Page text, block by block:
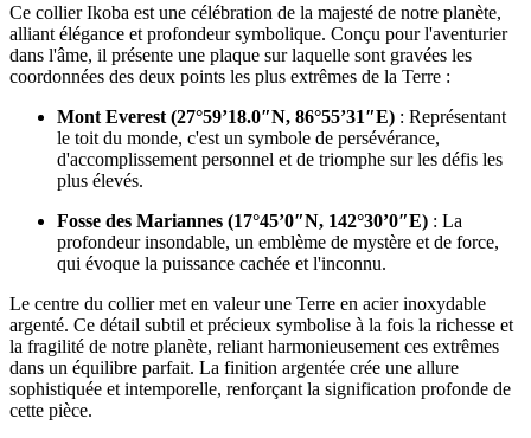
Ce collier Ikoba est une célébration de la majesté de notre planète,
alliant élégance et profondeur symbolique. Conçu pour l'aventurier
dans l'âme, il présente une plaque sur laquelle sont gravées les
coordonnées des deux points les plus extrêmes de la Terre :
Mont Everest (27°59’18.0″N, 86°55’31″E) : Représentant
le toit du monde, c'est un symbole de persévérance,
d'accomplissement personnel et de triomphe sur les défis les
plus élevés.
Fosse des Mariannes (17°45’0″N, 142°30’0″E) : La
profondeur insondable, un emblème de mystère et de force,
qui évoque la puissance cachée et l'inconnu.
Le centre du collier met en valeur une Terre en acier inoxydable
argenté. Ce détail subtil et précieux symbolise à la fois la richesse et
la fragilité de notre planète, reliant harmonieusement ces extrêmes
dans un équilibre parfait. La finition argentée crée une allure
sophistiquée et intemporelle, renforçant la signification profonde de
cette pièce.